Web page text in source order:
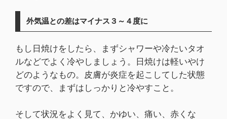
外気温との差はマイナス３～４度に​
もし日焼けをしたら、まずシャワーや冷たいタオ
ルなどでよく冷やしましょう。日焼けは軽いやけ
どのようなもの。皮膚が炎症を起こしてした状態
ですので、まずはしっかりと冷やすこと。
そして状況をよく見て、かゆい、痛い、赤くな